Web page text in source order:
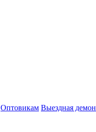
Оптовикам Выездная